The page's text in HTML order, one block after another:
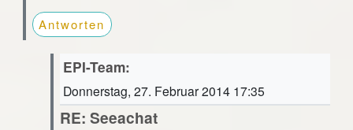
Antworten
EPI-Team:
Donnerstag, 27. Februar 2014 17:35
RE: Seeachat